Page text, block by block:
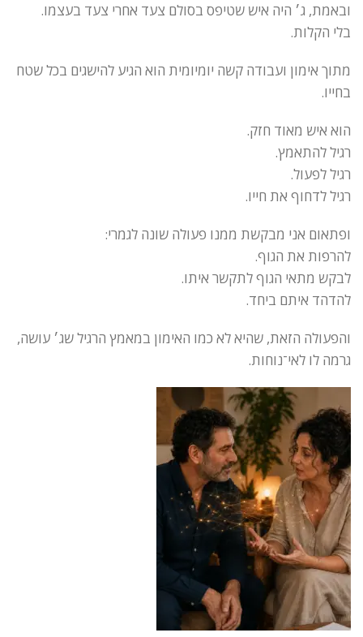
ובאמת, ג׳ היה איש שטיפס בסולם צעד אחרי צעד בעצמו.
בלי הקלות.
מתוך אימון ועבודה קשה יומיומית הוא הגיע להישגים בכל שטח
בחייו.
הוא איש מאוד חזק.
רגיל להתאמץ.
רגיל לפעול.
רגיל לדחוף את חייו.
ופתאום אני מבקשת ממנו פעולה שונה לגמרי:
להרפות את הגוף.
לבקש מתאי הגוף לתקשר איתו.
להדהד איתם ביחד.
והפעולה הזאת, שהיא לא כמו האימון במאמץ הרגיל שג׳ עושה,
גרמה לו לאי־נוחות.